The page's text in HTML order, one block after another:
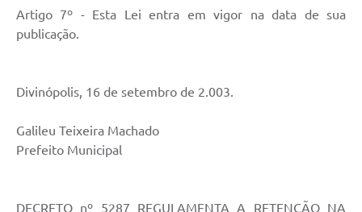
Artigo 7º - Esta Lei entra em vigor na data de sua
publicação.
Divinópolis, 16 de setembro de 2.003.
Galileu Teixeira Machado
Prefeito Municipal
DECRETO nº 5287 REGULAMENTA A RETENÇÃO NA